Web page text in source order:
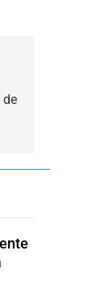
de